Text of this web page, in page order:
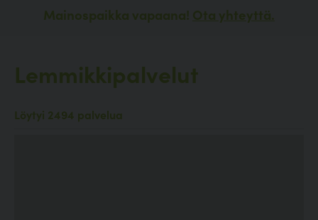
Mainospaikka vapaana! Ota yhteyttä.
Lemmikkipalvelut
Löytyi 2494 palvelua